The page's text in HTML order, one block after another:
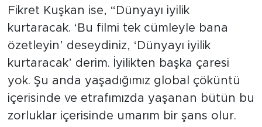
Fikret Kuşkan ise, “Dünyayı iyilik
kurtaracak. ‘Bu filmi tek cümleyle bana
özetleyin’ deseydiniz, ‘Dünyayı iyilik
kurtaracak’ derim. İyilikten başka çaresi
yok. Şu anda yaşadığımız global çöküntü
içerisinde ve etrafımızda yaşanan bütün bu
zorluklar içerisinde umarım bir şans olur.